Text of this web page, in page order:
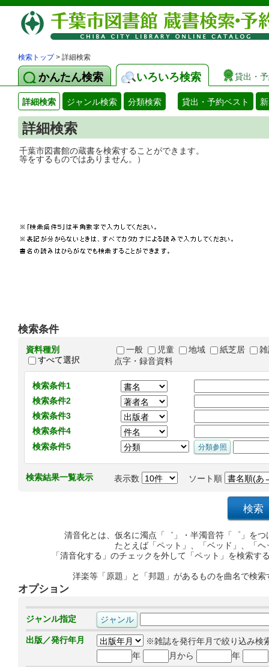
検索トップ> 詳細検索
かんたん検索 いろいろ検索 貸出・
詳細検索 ジャンル検索 分類検索 貸出・予約ベスト
詳細検索
千葉市図書館の蔵書を検索することがで
等をするものではありません。）
検索条件
資料種別
すべて選択
一般 児童 地域 紙芝居
点字・録音資料
検索条件1
検索条件2
検索条件3
検索条件4
検索条件5
検索結果一覧表示 表示数 ソート順
清音化とは、仮名に濁点「゛」・半濁音符「゜」を
たとえば「ペット」、「ベッド」、「
「清音化する」のチェックを外して「ペット」を検索
洋楽等「原題」と「邦題」があるものを曲名で検
オプション
ジャンル指定
出版／発行年月
※雑誌を発行年月で絞り込み検
年
月から 年